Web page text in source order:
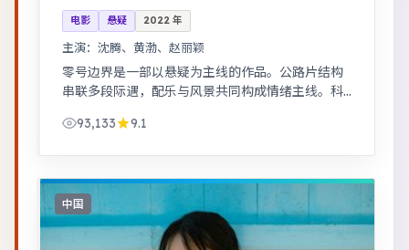
电影 悬疑 2022 年
主演： 沈腾、黄渤、赵丽颖
零号边界是一部以悬疑为主线的作品。公路片结构
串联多段际遇，配乐与风景共同构成情绪主线。科
弛有度。
93,133 9.1
中国